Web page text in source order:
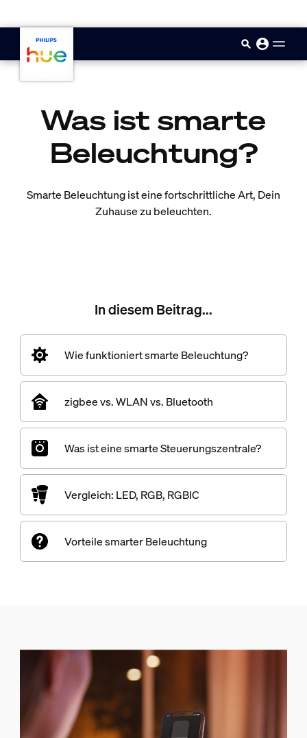
Was ist smarte
Beleuchtung?
Smarte Beleuchtung ist eine fortschrittliche Art, Dein
Zuhause zu beleuchten.
In diesem Beitrag...
Wie funktioniert smarte Beleuchtung?
zigbee vs. WLAN vs. Bluetooth
Was ist eine smarte Steuerungszentrale?
Vergleich: LED, RGB, RGBIC
Vorteile smarter Beleuchtung